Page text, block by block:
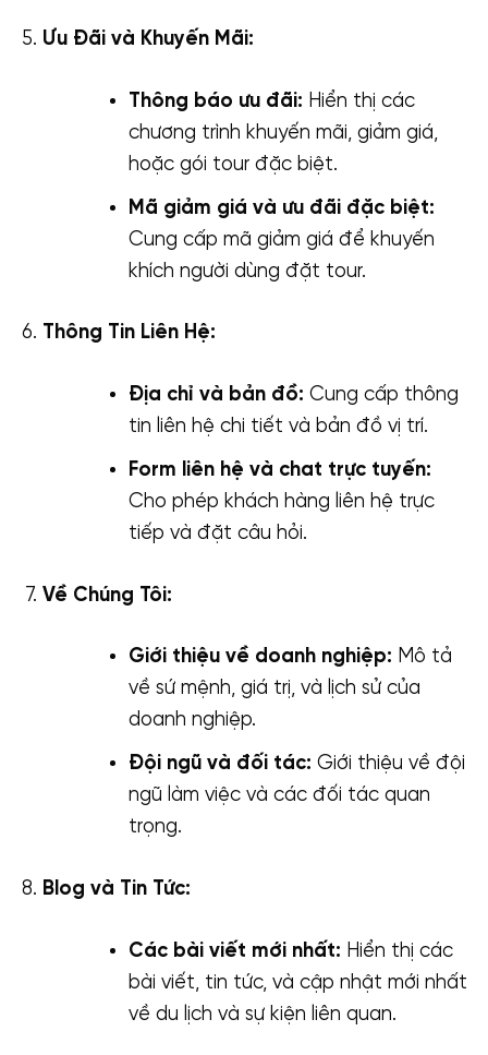
Ưu Đãi và Khuyến Mãi:
Thông báo ưu đãi: Hiển thị các
chương trình khuyến mãi, giảm giá,
hoặc gói tour đặc biệt.
Mã giảm giá và ưu đãi đặc biệt:
Cung cấp mã giảm giá để khuyến
khích người dùng đặt tour.
Thông Tin Liên Hệ:
Địa chỉ và bản đồ: Cung cấp thông
tin liên hệ chi tiết và bản đồ vị trí.
Form liên hệ và chat trực tuyến:
Cho phép khách hàng liên hệ trực
tiếp và đặt câu hỏi.
Về Chúng Tôi:
Giới thiệu về doanh nghiệp: Mô tả
về sứ mệnh, giá trị, và lịch sử của
doanh nghiệp.
Đội ngũ và đối tác: Giới thiệu về đội
ngũ làm việc và các đối tác quan
trọng.
Blog và Tin Tức:
Các bài viết mới nhất: Hiển thị các
bài viết, tin tức, và cập nhật mới nhất
về du lịch và sự kiện liên quan.